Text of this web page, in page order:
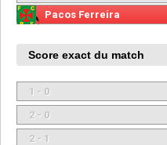
Pacos Ferreira
Score exact du match
1 - 0
2 - 0
2 - 1